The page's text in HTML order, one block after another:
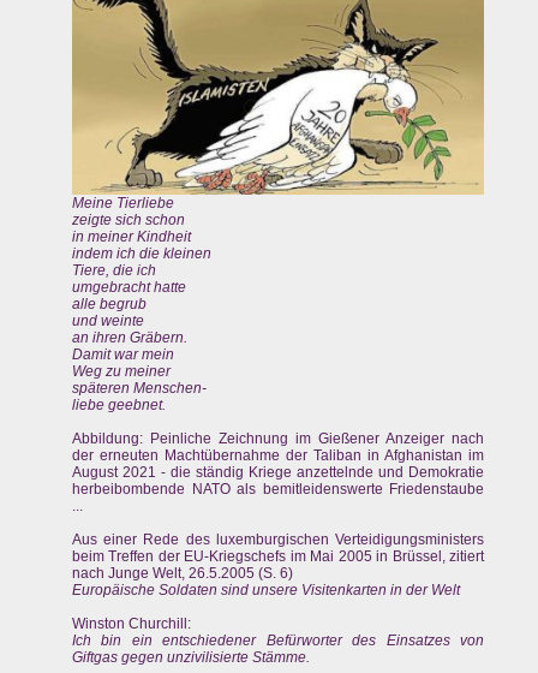
Meine Tierliebe
zeigte sich schon
in meiner Kindheit
indem ich die kleinen
Tiere, die ich
umgebracht hatte
alle begrub
und weinte
an ihren Gräbern.
Damit war mein
Weg zu meiner
späteren Menschen-
liebe geebnet.
Abbildung: Peinliche Zeichnung im Gießener Anzeiger nach
der erneuten Machtübernahme der Taliban in Afghanistan im
August 2021 - die ständig Kriege anzettelnde und Demokratie
herbeibombende NATO als bemitleidenswerte Friedenstaube
...
Aus einer Rede des luxemburgischen Verteidigungsministers
beim Treffen der EU-Kriegschefs im Mai 2005 in Brüssel, zitiert
nach Junge Welt, 26.5.2005 (S. 6)
Europäische Soldaten sind unsere Visitenkarten in der Welt
Winston Churchill:
Ich bin ein entschiedener Befürworter des Einsatzes von
Giftgas gegen unzivilisierte Stämme.